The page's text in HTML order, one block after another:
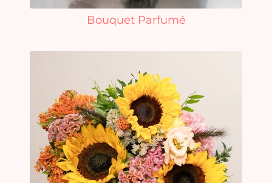
Bouquet Parfumé